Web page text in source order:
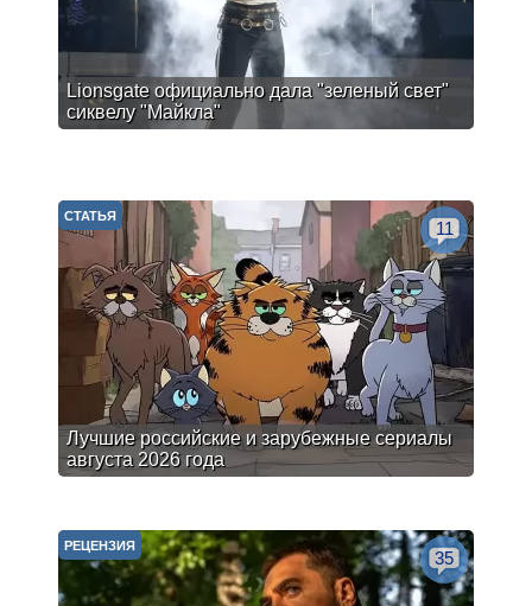
Lionsgate официально дала "зеленый свет"
сиквелу "Майкла"
Лучшие российские и зарубежные сериалы
августа 2026 года
СТАТЬЯ
11
РЕЦЕНЗИЯ
35